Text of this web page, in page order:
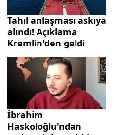
Tahıl anlaşması askıya
alındı! Açıklama
Kremlin'den geldi
İbrahim
Haskoloğlu'ndan